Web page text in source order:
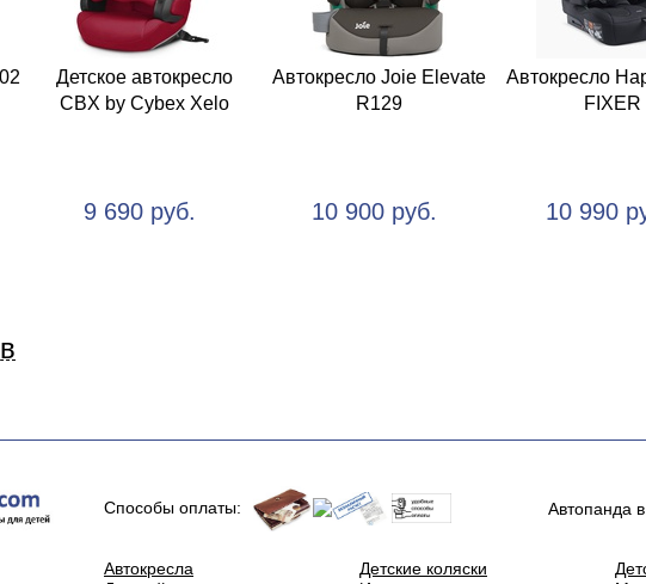
Детское автокресло
CBX by Cybex Xelo
9 690 руб.
Автокресло Joie Elevate
R129
10 900 руб.
Автокресло
FIXER
10 990
Способы оплаты: Автопанда
Автокресла Детские коляски